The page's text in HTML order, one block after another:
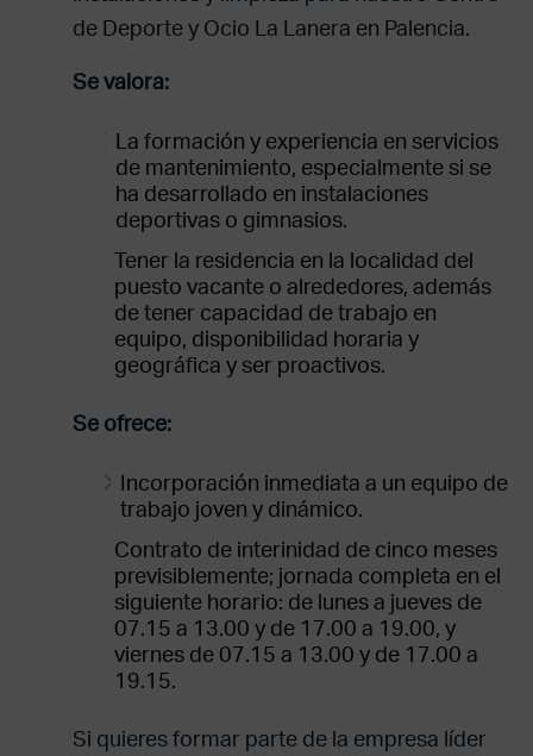
de Deporte y Ocio La Lanera en Palencia.
Se valora:
La formación y experiencia en servicios
de mantenimiento, especialmente si se
ha desarrollado en instalaciones
deportivas o gimnasios.
Tener la residencia en la localidad del
puesto vacante o alrededores, además
de tener capacidad de trabajo en
equipo, disponibilidad horaria y
geográfica y ser proactivos.
Se ofrece:
Incorporación inmediata a un equipo de
trabajo joven y dinámico.
Contrato de interinidad de cinco meses
previsiblemente; jornada completa en el
siguiente horario: de lunes a jueves de
07.15 a 13.00 y de 17.00 a 19.00, y
viernes de 07.15 a 13.00 y de 17.00 a
19.15.
Si quieres formar parte de la empresa líder